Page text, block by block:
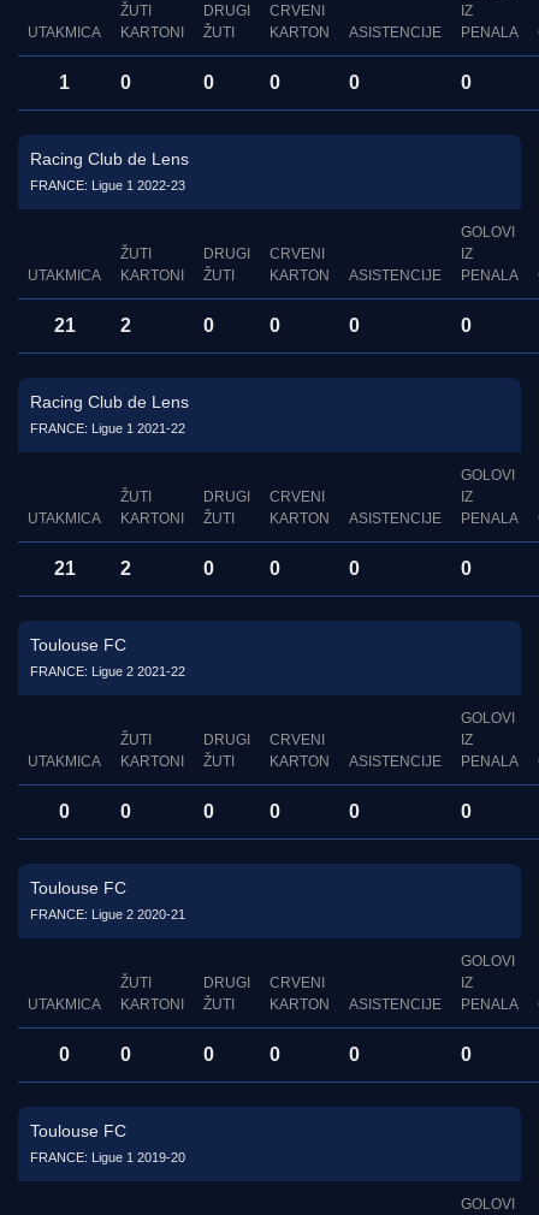
UTAKMICA
ŽUTI
KARTONI
DRUGI
ŽUTI
CRVENI
KARTON
ASISTENCIJE
IZ
PENALA
1 0 0 0 0 0
Racing Club de Lens
FRANCE: Ligue 1 2022-23
UTAKMICA
ŽUTI
KARTONI
DRUGI
ŽUTI
CRVENI
KARTON
ASISTENCIJE
GOLOVI
IZ
PENALA
21 2 0 0 0 0
Racing Club de Lens
FRANCE: Ligue 1 2021-22
UTAKMICA
ŽUTI
KARTONI
DRUGI
ŽUTI
CRVENI
KARTON
ASISTENCIJE
GOLOVI
IZ
PENALA
21 2 0 0 0 0
Toulouse FC
FRANCE: Ligue 2 2021-22
UTAKMICA
ŽUTI
KARTONI
DRUGI
ŽUTI
CRVENI
KARTON
ASISTENCIJE
GOLOVI
IZ
PENALA
0 0 0 0 0 0
Toulouse FC
FRANCE: Ligue 2 2020-21
UTAKMICA
ŽUTI
KARTONI
DRUGI
ŽUTI
CRVENI
KARTON
ASISTENCIJE
GOLOVI
IZ
PENALA
0 0 0 0 0 0
Toulouse FC
FRANCE: Ligue 1 2019-20
GOLOVI